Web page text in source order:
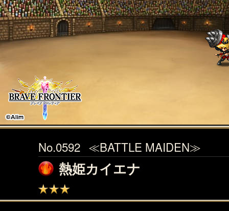
No.0592 ≪BATTLE MAIDEN≫
熱姫カイエナ